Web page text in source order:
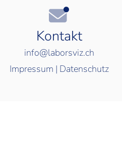
Kontakt
info@laborsviz.ch
Impressum | Datenschutz